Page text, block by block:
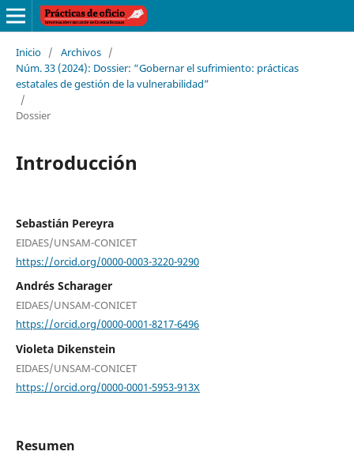
Inicio / Archivos /
Núm. 33 (2024): Dossier: “Gobernar el sufrimiento: prácticas
estatales de gestión de la vulnerabilidad”
/
Dossier
Introducción
Sebastián Pereyra
EIDAES/UNSAM-CONICET
https://orcid.org/0000-0003-3220-9290
Andrés Scharager
EIDAES/UNSAM-CONICET
https://orcid.org/0000-0001-8217-6496
Violeta Dikenstein
EIDAES/UNSAM-CONICET
https://orcid.org/0000-0001-5953-913X
Resumen